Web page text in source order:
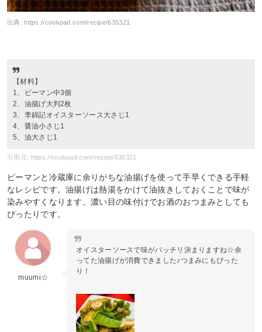
出典:https://cookpad.com/recipe/635321
【材料】
1、ピーマン中3個
2、油揚げ大判2枚
3、李錦記オイスターソース大さじ1
4、醤油小さじ1
5、油大さじ1
引用元: https://cookpad.com/recipe/635321
ピーマンと冷蔵庫に余りがちな油揚げを使って手早くできる手軽
なレシピです。油揚げは熱湯をかけて油抜きしておくことで味が
染みやすくなります。濃い目の味付けでお酒のおつまみとしても
ぴったりです。
muumi☆
オイスターソースで味がバッチリ決まりますね☆余
ってた油揚げが消費できました♪つまみにもぴった
り！